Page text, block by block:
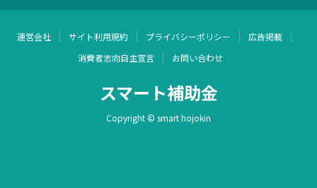
運営会社 サイト利用規約 プライバシーポリシー
広告掲載
消費者志向自主宣言
お問い合わせ
スマート補助金
Copyright © smart hojokin